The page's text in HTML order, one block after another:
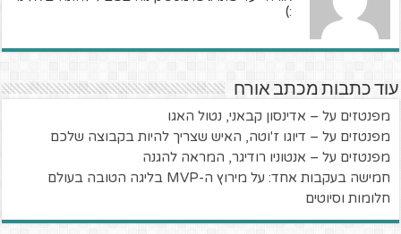
:)
עוד כתבות מכתב אורח
מפנטזים על – אדינסון קבאני, נטול האגו
מפנטזים על – דיוגו ז'וטה, האיש שצריך להיות בקבוצה שלכם
מפנטזים על – אנטוניו רודיגר, המראה להגנה
חמישה בעקבות אחד: על מירוץ ה-MVP בליגה הטובה בעולם
חלומות וסיוטים